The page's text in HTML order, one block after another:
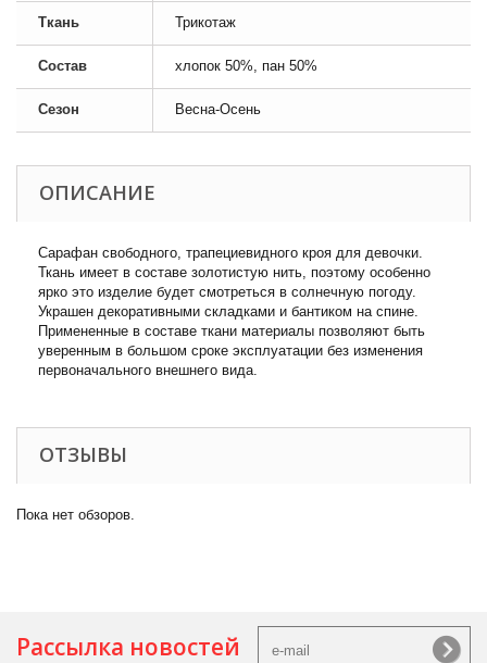
Ткань Трикотаж
Состав хлопок 50%, пан 50%
Сезон Весна-Осень
ОПИСАНИЕ
Сарафан свободного, трапециевидного кроя для девочки.
Ткань имеет в составе золотистую нить, поэтому особенно
ярко это изделие будет смотреться в солнечную погоду.
Украшен декоративными складками и бантиком на спине.
Примененные в составе ткани материалы позволяют быть
уверенным в большом сроке эксплуатации без изменения
первоначального внешнего вида.
ОТЗЫВЫ
Пока нет обзоров.
Рассылка новостей